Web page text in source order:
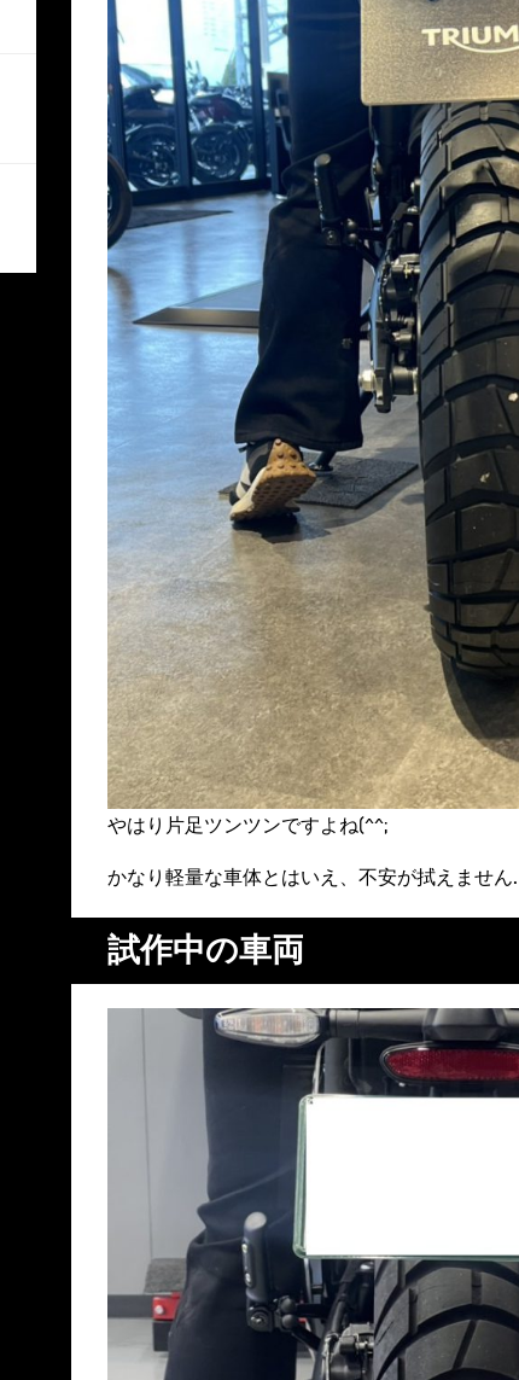
やはり片足ツンツンですよね(^^;
かなり軽量な車体とはいえ、不安が拭えませ
試作中の車両